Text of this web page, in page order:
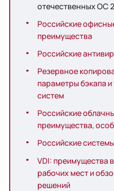
отечественных ОС
Российские
преимущества
Российские
Резервное
параметры бэкапа
систем
Российские
преимущества,
Российские
VDI: преимущества
рабочих мест и
решений